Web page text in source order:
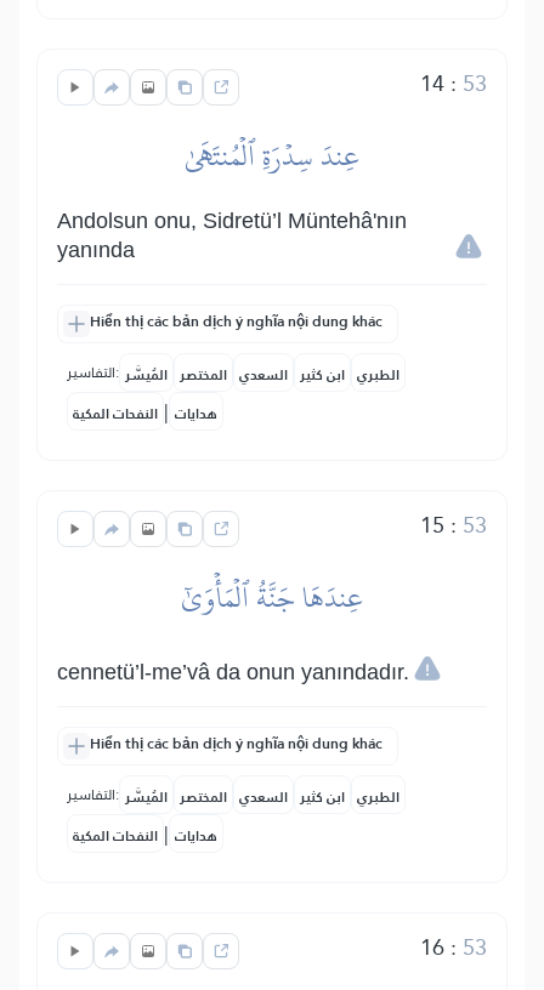
14: 53
عِندَ سِدۡرَةِ ٱلۡمُنتَهَىٰ
Andolsun onu, Sidretü’l Müntehâ'nın
yanında
Hiển thị các bản dịch ý nghĩa nội dung khác
التفاسير: المُيسَّر المختصر السعدي ابن كثير الطبري
النفحات المكية | هدايات
15 : 53
عِندَهَا جَنَّةُ ٱلۡمَأۡوَىٰٓ
cennetü’l-me’vâ da onun yanındadır.
Hiển thị các bản dịch ý nghĩa nội dung khác
التفاسير: المُيسَّر المختصر السعدي ابن كثير الطبري
النفحات المكية | هدايات
16: 53